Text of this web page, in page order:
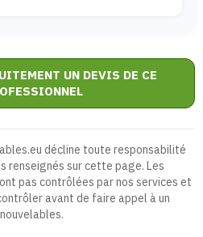
UN DEVIS DE CE
décline toute responsabilité
renseignés sur cette page. Les
pas contrôlées par nos services et
avant de faire appel à un